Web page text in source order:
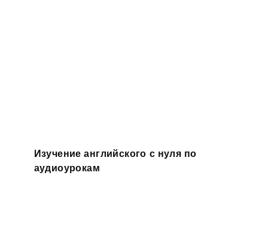
Изучение английского с нуля по
аудиоурокам